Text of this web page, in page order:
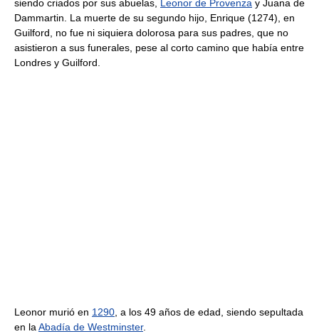
siendo criados por sus abuelas, Leonor de Provenza y Juana de
Dammartin. La muerte de su segundo hijo, Enrique (1274), en
Guilford, no fue ni siquiera dolorosa para sus padres, que no
asistieron a sus funerales, pese al corto camino que había entre
Londres y Guilford.
Leonor murió en 1290, a los 49 años de edad, siendo sepultada
en laAbadía de Westminster.